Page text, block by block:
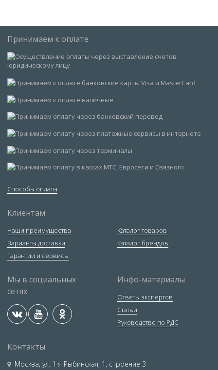
Принимаем к оплате
Способы оплаты
Клиентам
Наши преимущества
Варианты доставки
Гарантии и сервисы
Каталог товаров
Каталог брендов
Мы в социальных
сетях
Инфо-материалы
Ответы экспертов
Статьи
Руководство по РДС
Контакты
Москва, ул. 1-я Рыбинская, 1, строение 3